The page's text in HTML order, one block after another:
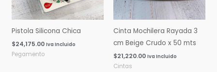
Pistola Silicona Chica
$24,175.00 Iva Incluido
Pegamento
Cinta Mochilera Rayada 3
cm Beige Crudo x 50 mts
$21,220.00 Iva Incluido
Cintas